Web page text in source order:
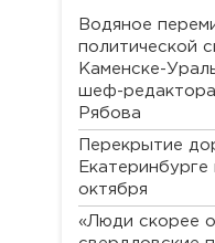
Водяное
политической
Каменске-
шеф-
Рябова
Перекрытие
октября
«Люди скорее